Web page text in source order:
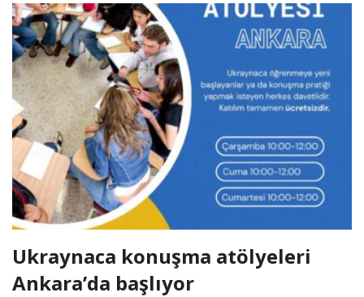
Ukraynaca konuşma atölyeleri
Ankara’da başlıyor